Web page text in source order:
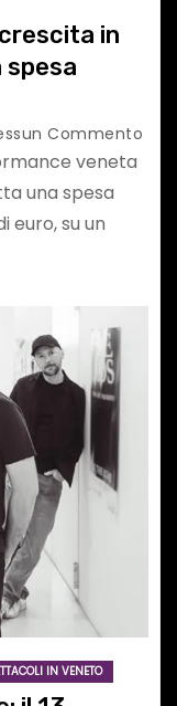
in
spesa
Commento
veneta
una spesa
euro, su un
IN VENETO